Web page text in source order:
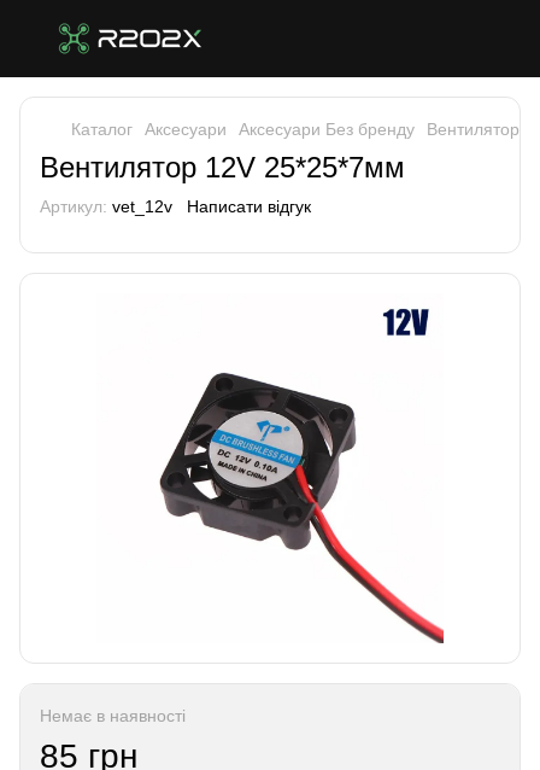
Каталог Аксесуари Аксесуари Без бренду Вентилятор
Вентилятор 12V 25*25*7мм
Артикул: vet_12v Написати відгук
Немає в наявності
85 грн